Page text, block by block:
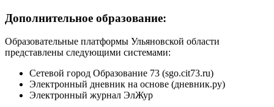
Дополнительное образование:
Образовательные платформы Ульяновской области
представлены следующими системами:
Сетевой город Образование 73 (sgo.cit73.ru)
Электронный дневник на основе (дневник.ру)
Электронный журнал ЭлЖур